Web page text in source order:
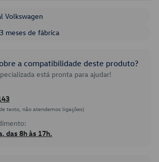
Volkswagen
meses de fábrica
a compatibilidade deste produto?
está pronta para ajudar!
texto, não atendemos ligações)
das 8h às 17h.